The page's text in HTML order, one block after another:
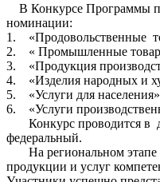
В Конкурсе Программы
номинации:
1. «Продовольственные
2. « Промышленные
3. «Продукция
4. «Изделия народных и
5. «Услуги для
6. «Услуги
Конкурс проводится в
федеральный.
На региональном этапе
продукции и услуг